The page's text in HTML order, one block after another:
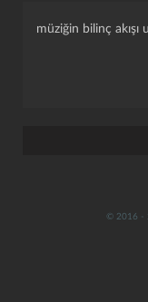
müziğin bilinç akışı
© 2016 -